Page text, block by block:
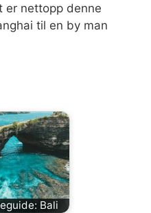
er nettopp denne
til en by man
Bali